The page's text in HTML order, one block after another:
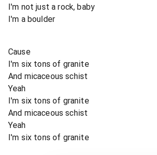
I'm not just a rock, baby
I'm a boulder
Cause
I'm six tons of granite
And micaceous schist
Yeah
I'm six tons of granite
And micaceous schist
Yeah
I'm six tons of granite